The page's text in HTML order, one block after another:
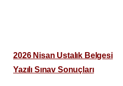
2026 Nisan Ustalık Belgesi
Yazılı Sınav Sonuçları